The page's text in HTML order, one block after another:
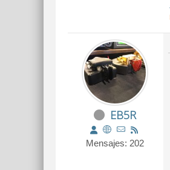
EB5R
Mensajes: 202